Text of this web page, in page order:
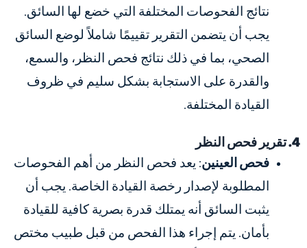
نتائج الفحوصات المختلفة التي خضع لها السائق.
يجب أن يتضمن التقرير تقييمًا شاملاً لوضع السائق
الصحي، بما في ذلك نتائج فحص النظر، والسمع،
والقدرة على الاستجابة بشكل سليم في ظروف
القيادة المختلفة.
4. تقرير فحص النظر
فحص العينين: يعد فحص النظر من أهم الفحوصات
المطلوبة لإصدار رخصة القيادة الخاصة. يجب أن
يثبت السائق أنه يمتلك قدرة بصرية كافية للقيادة
بأمان. يتم إجراء هذا الفحص من قبل طبيب مختص